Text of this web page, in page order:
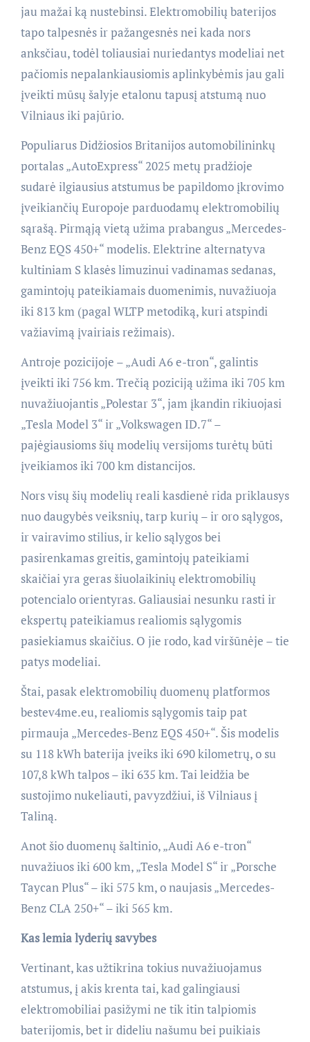
jau mažai ką nustebinsi. Elektromobilių baterijos
tapo talpesnės ir pažangesnės nei kada nors
anksčiau, todėl toliausiai nuriedantys modeliai net
pačiomis nepalankiausiomis aplinkybėmis jau gali
įveikti mūsų šalyje etalonu tapusį atstumą nuo
Vilniaus iki pajūrio.
Populiarus Didžiosios Britanijos automobilininkų
portalas „AutoExpress“ 2025 metų pradžioje
sudarė ilgiausius atstumus be papildomo įkrovimo
įveikiančių Europoje parduodamų elektromobilių
sąrašą. Pirmąją vietą užima prabangus „Mercedes-
Benz EQS 450+“ modelis. Elektrine alternatyva
kultiniam S klasės limuzinui vadinamas sedanas,
gamintojų pateikiamais duomenimis, nuvažiuoja
iki 813 km (pagal WLTP metodiką, kuri atspindi
važiavimą įvairiais režimais).
Antroje pozicijoje – „Audi A6 e-tron“, galintis
įveikti iki 756 km. Trečią poziciją užima iki 705 km
nuvažiuojantis „Polestar 3“, jam įkandin rikiuojasi
„Tesla Model 3“ ir „Volkswagen ID.7“ –
pajėgiausioms šių modelių versijoms turėtų būti
įveikiamos iki 700 km distancijos.
Nors visų šių modelių reali kasdienė rida priklausys
nuo daugybės veiksnių, tarp kurių – ir oro sąlygos,
ir vairavimo stilius, ir kelio sąlygos bei
pasirenkamas greitis, gamintojų pateikiami
skaičiai yra geras šiuolaikinių elektromobilių
potencialo orientyras. Galiausiai nesunku rasti ir
ekspertų pateikiamus realiomis sąlygomis
pasiekiamus skaičius. O jie rodo, kad viršūnėje – tie
patys modeliai.
Štai, pasak elektromobilių duomenų platformos
bestev4me.eu, realiomis sąlygomis taip pat
pirmauja „Mercedes-Benz EQS 450+“. Šis modelis
su 118 kWh baterija įveiks iki 690 kilometrų, o su
107,8 kWh talpos – iki 635 km. Tai leidžia be
sustojimo nukeliauti, pavyzdžiui, iš Vilniaus į
Taliną.
Anot šio duomenų šaltinio, „Audi A6 e-tron“
nuvažiuos iki 600 km, „Tesla Model S“ ir „Porsche
Taycan Plus“ – iki 575 km, o naujasis „Mercedes-
Benz CLA 250+“ – iki 565 km.
Kas lemia lyderių savybes
Vertinant, kas užtikrina tokius nuvažiuojamus
atstumus, į akis krenta tai, kad galingiausi
elektromobiliai pasižymi ne tik itin talpiomis
baterijomis, bet ir dideliu našumu bei puikiais